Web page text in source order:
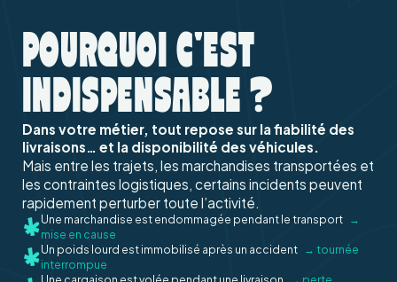
POURQUOI C'EST
INDISPENSABLE ?
Dans votre métier, tout repose sur la fiabilité des
livraisons… et la disponibilité des véhicules.
Mais entre les trajets, les marchandises transportées et
les contraintes logistiques, certains incidents peuvent
rapidement perturber toute l’activité.
Une marchandise est endommagée pendant le transport →
mise en cause
Un poids lourd est immobilisé après un accident → tournée
interrompue
Une cargaison est volée pendant une livraison
→ perte